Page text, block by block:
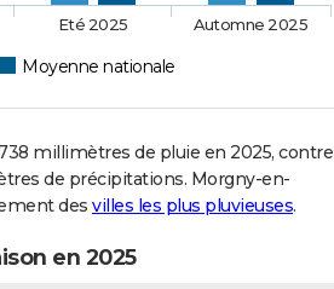
Moyenne nationale
Eté 2025 Automne 2025
millimètres de pluie en 2025, contre
de précipitations. Morgny-en-
des villes les plus pluvieuses.
en 2025